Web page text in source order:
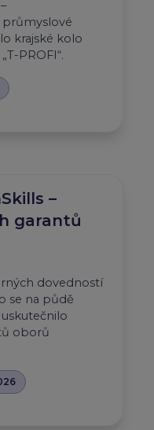
krajské kolo
PROFI“.
–
garantů
dovedností
se na půdě
oborů